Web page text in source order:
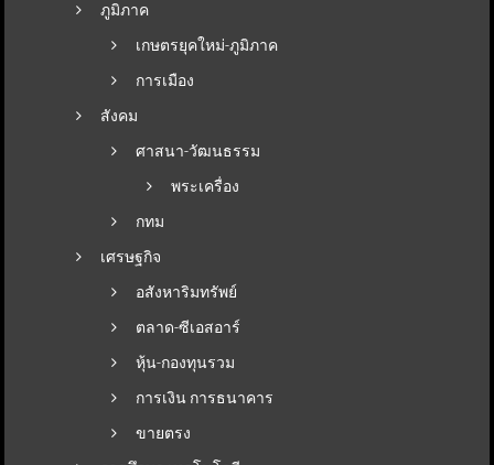
ภูมิภาค
เกษตรยุคใหม่-ภูมิภาค
การเมือง
สังคม
ศาสนา-วัฒนธรรม
พระเครื่อง
กทม
เศรษฐกิจ
อสังหาริมทรัพย์
ตลาด-ซีเอสอาร์
หุ้น-กองทุนรวม
การเงิน การธนาคาร
ขายตรง